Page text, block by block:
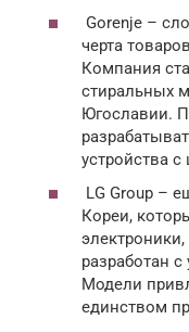
Gorenje –
черта
Компания
стиральных
Югославии.
устройства
LG Group –
Кореи,
разработан
Модели
единством